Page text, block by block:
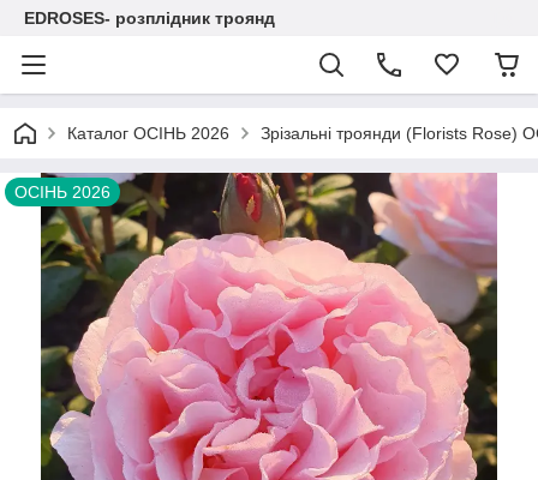
EDROSES- розплідник троянд
Каталог ОСІНЬ 2026 Зрізальні троянди (Florists Rose)
ОСІНЬ 2026